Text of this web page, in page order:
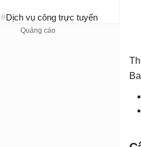
#Dịch vụ công trực tuyến